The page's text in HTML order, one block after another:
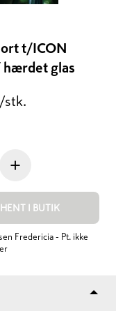
t/ICON
hærdet glas
stk.
+
HENT I BUTIK
Fredericia - Pt. ikke